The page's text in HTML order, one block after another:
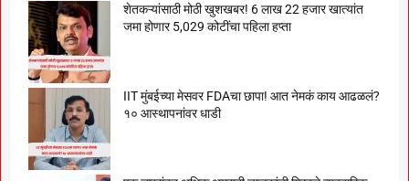
शेतकऱ्यांसाठी मोठी खुशखबर! 6 लाख 22 हजार खात्यांत
जमा होणार 5,029 कोटींचा पहिला हप्ता
IIT मुंबईच्या मेसवर FDAचा छापा! आत नेमकं काय आढळलं?
१० आस्थापनांवर धाडी